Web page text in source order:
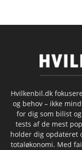
Hvilkenbil.dk
og behov – ikke
for dig som bilist
tests af de mest
holder dig opdateret
totaløkonomi. Med